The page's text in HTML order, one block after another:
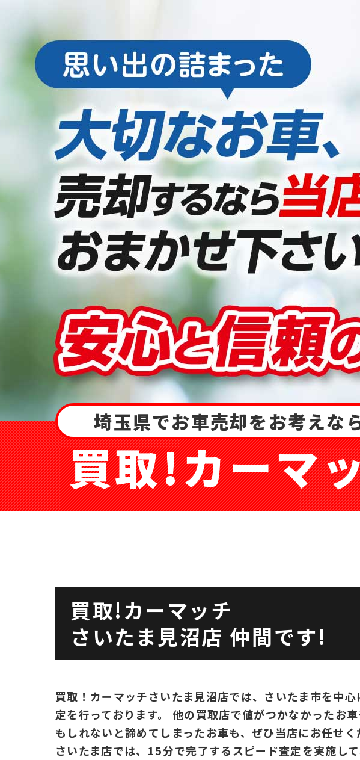
埼玉県でお車売却をお考えな
買取!カーマ
買取!カーマッチ
さいたま見沼店 仲間です!
買取！カーマッチさいたま見沼店では、さいたま市を中
定を行っております。 他の買取店で値がつかなかったお
もしれないと諦めてしまったお車も、ぜひ当店にお任せく
さいたま店では、15分で完了するスピード査定を実施し